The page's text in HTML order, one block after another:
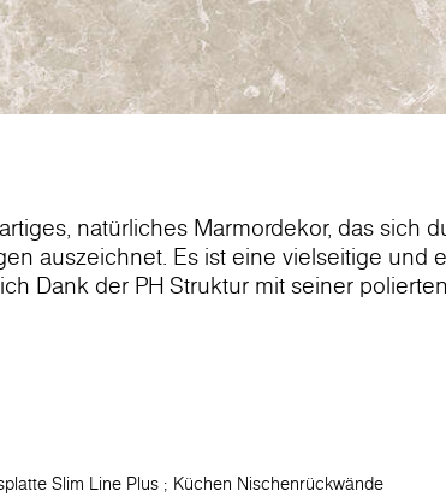
natürliches Marmordekor, das sich
auszeichnet. Es ist eine vielseitige und
Dank der PH Struktur mit seiner
Slim Line Plus Küchen Nischenrückwände